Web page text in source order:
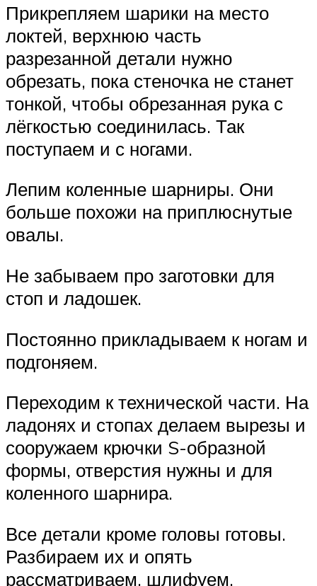
Прикрепляем шарики на место
локтей, верхнюю часть
разрезанной детали нужно
обрезать, пока стеночка не станет
тонкой, чтобы обрезанная рука с
лёгкостью соединилась. Так
поступаем и с ногами.
Лепим коленные шарниры. Они
больше похожи на приплюснутые
овалы.
Не забываем про заготовки для
стоп и ладошек.
Постоянно прикладываем к ногам и
подгоняем.
Переходим к технической части. На
ладонях и стопах делаем вырезы и
сооружаем крючки S-образной
формы, отверстия нужны и для
коленного шарнира.
Все детали кроме головы готовы.
Разбираем их и опять
рассматриваем, шлифуем,